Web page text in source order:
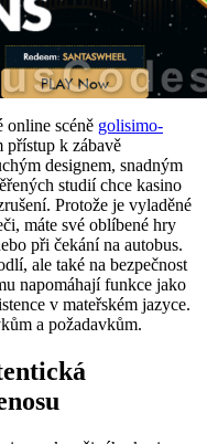
online scéně golisimo-
přístup k zábavě
designem, snadným
studií chce kasino
Protože je vyladěné
máte své oblíbené hry
při čekání na autobus.
ale také na bezpečnost
napomáhají funkce jako
v mateřském jazyce.
a požadavkům.